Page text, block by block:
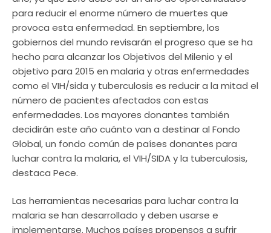
para reducir el enorme número de muertes que
provoca esta enfermedad. En septiembre, los
gobiernos del mundo revisarán el progreso que se ha
hecho para alcanzar los Objetivos del Milenio y el
objetivo para 2015 en malaria y otras enfermedades
como el VIH/sida y tuberculosis es reducir a la mitad el
número de pacientes afectados con estas
enfermedades. Los mayores donantes también
decidirán este año cuánto van a destinar al Fondo
Global, un fondo común de países donantes para
luchar contra la malaria, el VIH/SIDA y la tuberculosis,
destaca Pece.
Las herramientas necesarias para luchar contra la
malaria se han desarrollado y deben usarse e
implementarse. Muchos países propensos a sufrir